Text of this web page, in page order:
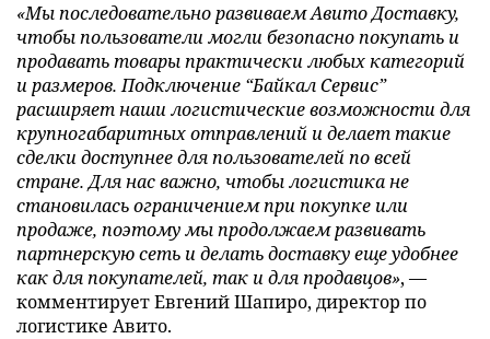
«Мы последовательно развиваем Авито Доставку,
чтобы пользователи могли безопасно покупать и
продавать товары практически любых категорий
и размеров. Подключение “Байкал Сервис”
расширяет наши логистические возможности для
крупногабаритных отправлений и делает такие
сделки доступнее для пользователей по всей
стране. Для нас важно, чтобы логистика не
становилась ограничением при покупке или
продаже, поэтому мы продолжаем развивать
партнерскую сеть и делать доставку еще удобнее
как для покупателей, так и для продавцов», —
комментирует Евгений Шапиро, директор по
логистике Авито.